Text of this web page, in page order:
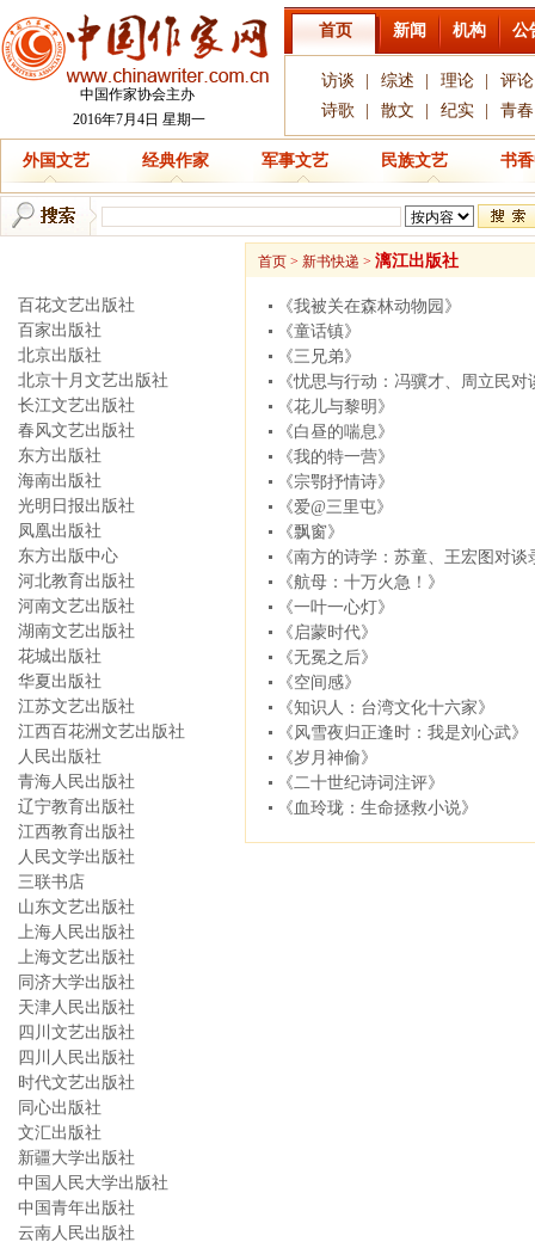
中国作家协会主办
2016年7月4日 星期一
首页 新闻 机构 公
访谈 综述 理论
评论
诗歌
散文 纪实 青春
外国文艺 经典作家 军事文艺 民族文艺 书
百花文艺出版社
百家出版社
北京出版社
北京十月文艺出版社
长江文艺出版社
春风文艺出版社
东方出版社
海南出版社
光明日报出版社
凤凰出版社
东方出版中心
河北教育出版社
河南文艺出版社
湖南文艺出版社
花城出版社
华夏出版社
江苏文艺出版社
江西百花洲文艺出版社
人民出版社
青海人民出版社
辽宁教育出版社
江西教育出版社
人民文学出版社
三联书店
山东文艺出版社
上海人民出版社
上海文艺出版社
同济大学出版社
天津人民出版社
四川文艺出版社
四川人民出版社
时代文艺出版社
同心出版社
文汇出版社
新疆大学出版社
中国人民大学出版社
中国青年出版社
云南人民出版社
首页 > 新书快递 > 漓江出版社
《我被关在森林动物园》
《童话镇》
《三兄弟》
《忧思与行动：冯骥才、周立民对
《花儿与黎明》
《白昼的喘息》
《我的特一营》
《宗鄂抒情诗》
《爱@三里屯》
《飘窗》
《南方的诗学：苏童、王宏图对谈
《航母：十万火急！》
《一叶一心灯》
《启蒙时代》
《无冕之后》
《空间感》
《知识人：台湾文化十六家》
《风雪夜归正逢时：我是刘心武》
《岁月神偷》
《二十世纪诗词注评》
《血玲珑：生命拯救小说》